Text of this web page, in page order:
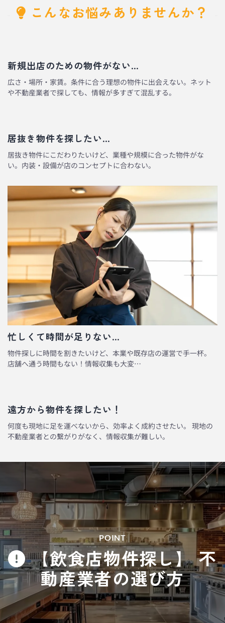
こんなお悩みありませんか？
新規出店のための物件がない…
広さ・場所・家賃。条件に合う理想の物件に出会えない。ネット
や不動産業者で探しても、情報が多すぎて混乱する。
居抜き物件を探したい…
居抜き物件にこだわりたいけど、業種や規模に合った物件がな
い。内装・設備が店のコンセプトに合わない。
忙しくて時間が足りない…
物件探しに時間を割きたいけど、本業や既存店の運営で手一杯。
店舗へ通う時間もない！情報収集も大変…
遠方から物件を探したい！
何度も現地に足を運べないから、効率よく成約させたい。 現地の
不動産業者との繋がりがなく、情報収集が難しい。
POINT
【飲食店物件探し】 不
動産業者の選び方